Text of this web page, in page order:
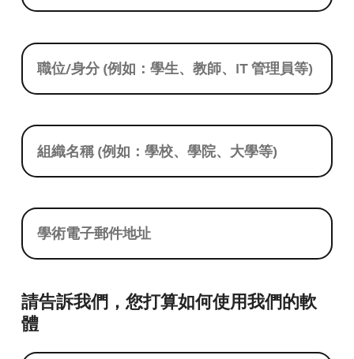
職位/身分 (例如：學生、教師、IT 管理員等)
組織名稱 (例如：學校、學院、大學等)
學術電子郵件地址
請告訴我們，您打算如何使用我們的軟
體